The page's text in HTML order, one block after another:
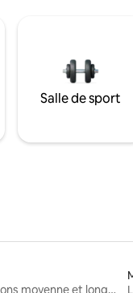
Salle de sport
Locations moyenne et longue durée